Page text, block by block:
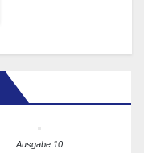
Ausgabe 10